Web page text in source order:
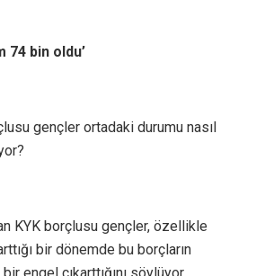
74 bin oldu’
gençler ortadaki durumu nasıl
KYK borçlusu gençler, özellikle
bir dönemde bu borçların